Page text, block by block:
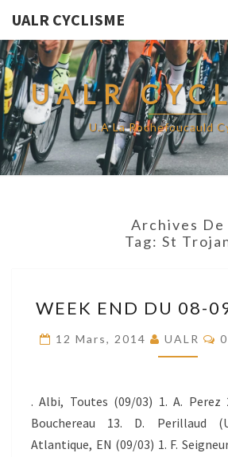
UALR CYCLISME
UALR
U.A La Rochefoucauld
Archives De
Tag: St
END
DU
08-
WEEK END DU 08-
12 Mars, 2014 UALR
. Albi, Toutes (09/03) 1. A. Perez
Bouchereau 13. D. Perillaud
Atlantique, EN (09/03) 1. F.